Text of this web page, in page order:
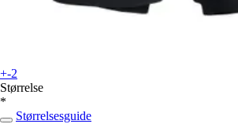
+-2
Størrelse
*
Størrelsesguide